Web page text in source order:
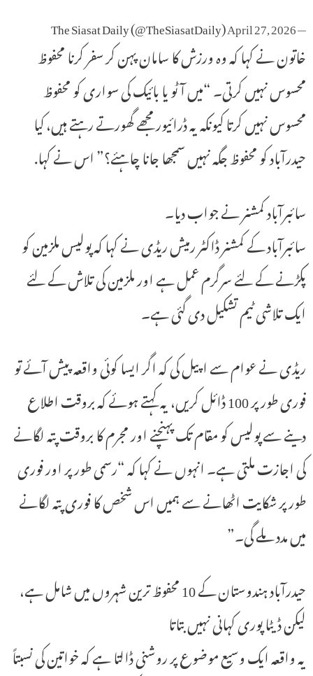
— The Siasat Daily (@TheSiasatDaily)
April 27, 2026
خاتون نے کہا کہ وہ ورزش کا سامان پہن کر سفر کرنا محفوظ
محسوس نہیں کرتی۔ “میں آٹو یا بائیک کی سواری کو محفوظ
محسوس نہیں کرتا کیونکہ یہ ڈرائیور مجھے گھورتے رہتے ہیں، کیا
حیدرآباد کو محفوظ جگہ نہیں سمجھا جانا چاہئے؟” اس نے کہا.
سائبرآباد کمشنر نے جواب دیا۔
سائبرآباد کے کمشنر ڈاکٹر رمیش ریڈی نے کہا کہ پولیس ملزمین کو
پکڑنے کے لئے سرگرم عمل ہے اور ملزمین کی تلاش کے لئے
ایک تلاشی ٹیم تشکیل دی گئی ہے۔
ریڈی نے عوام سے اپیل کی کہ اگر ایسا کوئی واقعہ پیش آئے تو
فوری طور پر 100 ڈائل کریں، یہ کہتے ہوئے کہ بروقت اطلاع
دینے سے پولیس کو مقام تک پہنچنے اور مجرم کا بروقت پتہ لگانے
کی اجازت ملتی ہے۔ انہوں نے کہا کہ “رسمی طور پر اور فوری
طور پر شکایت اٹھانے سے ہمیں اس شخص کا فوری پتہ لگانے
میں مدد ملے گی۔”
حیدرآباد ہندوستان کے 10 محفوظ ترین شہروں میں شامل ہے،
لیکن ڈیٹا پوری کہانی نہیں بتاتا
یہ واقعہ ایک وسیع موضوع پر روشنی ڈالتا ہے کہ خواتین کی نسبتاً